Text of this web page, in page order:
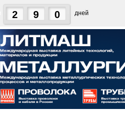
2 9 0 дней